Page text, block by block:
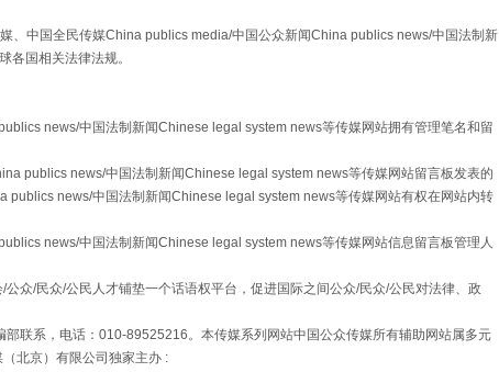
、中国全民传媒China publics media/中国公众新闻China publics news/中国法制新
各国相关法律法规。
news/中国法制新闻Chinese legal system news等传媒网站拥有管理笔名和留
publics news/中国法制新闻Chinese legal system news等传媒网站留言板发表的
news/中国法制新闻Chinese legal system news等传媒网站有权在网站内转
news/中国法制新闻Chinese legal system news等传媒网站信息留言板管理人
众/民众/公民人才铺垫一个话语权平台，促进国际之间公众/民众/公民对法律、政
联系，电话：010-89525216。本传媒系列网站中国公众传媒所有辅助网站属多元
北京）有限公司独家主办 :